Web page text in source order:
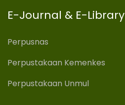
E-Journal & E-Library
Perpusnas
Perpustakaan Kemenkes
Perpustakaan Unmul